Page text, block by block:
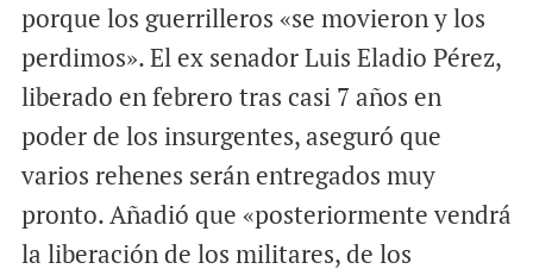
porque los guerrilleros «se movieron y los
perdimos». El ex senador Luis Eladio Pérez,
liberado en febrero tras casi 7 años en
poder de los insurgentes, aseguró que
varios rehenes serán entregados muy
pronto. Añadió que «posteriormente vendrá
la liberación de los militares, de los